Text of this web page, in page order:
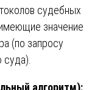
судебных
значение
(по запросу
алгоритм):